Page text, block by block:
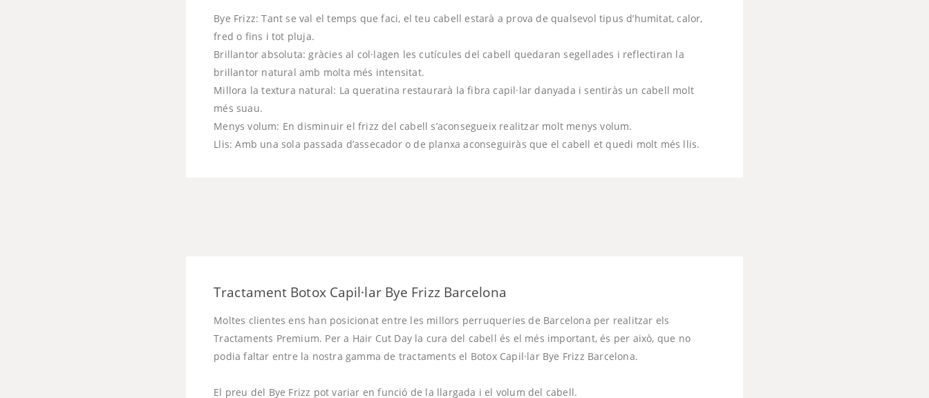
Bye Frizz: Tant se val el temps que faci, el teu cabell estarà a prova de qualsevol tipus d’humitat, calor,
fred o fins i tot pluja.
Brillantor absoluta: gràcies al col·lagen les cutícules del cabell quedaran segellades i reflectiran la
brillantor natural amb molta més intensitat.
Millora la textura natural: La queratina restaurarà la fibra capil·lar danyada i sentiràs un cabell molt
més suau.
Menys volum: En disminuir el frizz del cabell s’aconsegueix realitzar molt menys volum.
Llis: Amb una sola passada d’assecador o de planxa aconseguiràs que el cabell et quedi molt més llis.
Tractament Botox Capil·lar Bye Frizz Barcelona
Moltes clientes ens han posicionat entre les millors perruqueries de Barcelona per realitzar els
Tractaments Premium. Per a Hair Cut Day la cura del cabell és el més important, és per això, que no
podia faltar entre la nostra gamma de tractaments el Botox Capil·lar Bye Frizz Barcelona.
El preu del Bye Frizz pot variar en funció de la llargada i el volum del cabell.